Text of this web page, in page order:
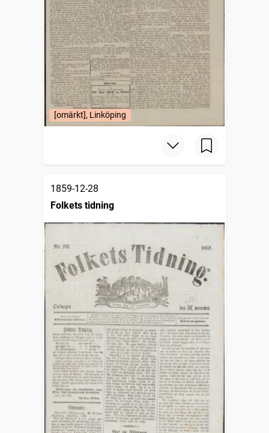
[omärkt], Linköping
1859-12-28
Folkets tidning